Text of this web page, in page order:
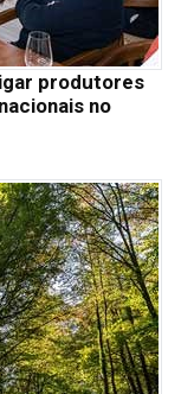
produtores
no